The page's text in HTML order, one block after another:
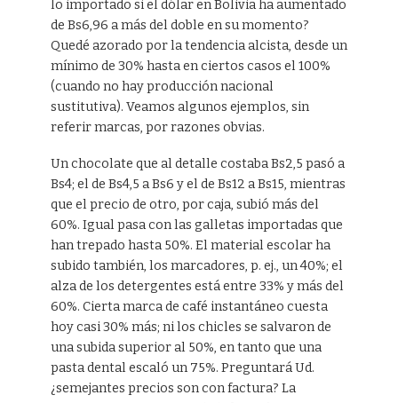
lo importado si el dólar en Bolivia ha aumentado
de Bs6,96 a más del doble en su momento?
Quedé azorado por la tendencia alcista, desde un
mínimo de 30% hasta en ciertos casos el 100%
(cuando no hay producción nacional
sustitutiva). Veamos algunos ejemplos, sin
referir marcas, por razones obvias.
Un chocolate que al detalle costaba Bs2,5 pasó a
Bs4; el de Bs4,5 a Bs6 y el de Bs12 a Bs15, mientras
que el precio de otro, por caja, subió más del
60%. Igual pasa con las galletas importadas que
han trepado hasta 50%. El material escolar ha
subido también, los marcadores, p. ej., un 40%; el
alza de los detergentes está entre 33% y más del
60%. Cierta marca de café instantáneo cuesta
hoy casi 30% más; ni los chicles se salvaron de
una subida superior al 50%, en tanto que una
pasta dental escaló un 75%. Preguntará Ud.
¿semejantes precios son con factura? La